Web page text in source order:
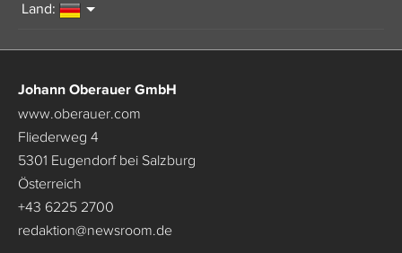
Land:
Johann Oberauer GmbH
www.oberauer.com
Fliederweg 4
5301 Eugendorf bei Salzburg
Österreich
+43 6225 2700
redaktion@newsroom.de